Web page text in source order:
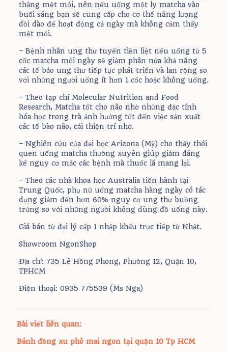
thẳng mệt mỏi, nên nếu uống một ly matcha vào
buổi sáng bạn sẽ cung cấp cho cơ thể năng lượng
dồi dào để hoạt động cả ngày mà không cảm thấy
mệt mỏi.
– Bệnh nhân ung thư tuyến tiền liệt nếu uống từ 5
cốc matcha mỗi ngày sẽ giảm phân nửa khả năng
các tế bảo ung thư tiếp tục phát triển và lan rộng so
với những người uống ít hơn 1 cốc hoặc không uống.
– Theo tạp chí Molecular Nutrition and Food
Research, Matcha tốt cho não nhờ những đặc tính
hóa học trong trà ảnh hưởng tốt đến việc sản xuất
các tế bào não, cải thiện trí nhớ.
– Nghiên cứu của đại học Arizona (Mỹ) cho thấy thói
quen uống matcha thường xuyên giúp giảm đáng
kể nguy cơ mắc các bệnh mà thuốc lá mang lại.
– Theo các nhà khoa học Australia tiến hành tại
Trung Quốc, phụ nữ uống matcha hàng ngày có tác
dụng giảm đến hơn 60% nguy cơ ung thư buồng
trứng so với những người không dùng đồ uống này.
Giá bán từ đại lý cấp 1 nhập khẩu trực tiếp từ Nhật.
Showroom NgonShop
Địa chỉ: 735 Lê Hồng Phong, Phường 12, Quận 10,
TPHCM
Điện thoại: 0935 775539 (Ms Nga)
Bài viết liên quan:
Bánh đồng xu phô mai ngon tại quận 10 Tp HCM